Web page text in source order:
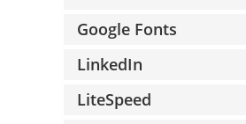
Google Fonts
LinkedIn
LiteSpeed